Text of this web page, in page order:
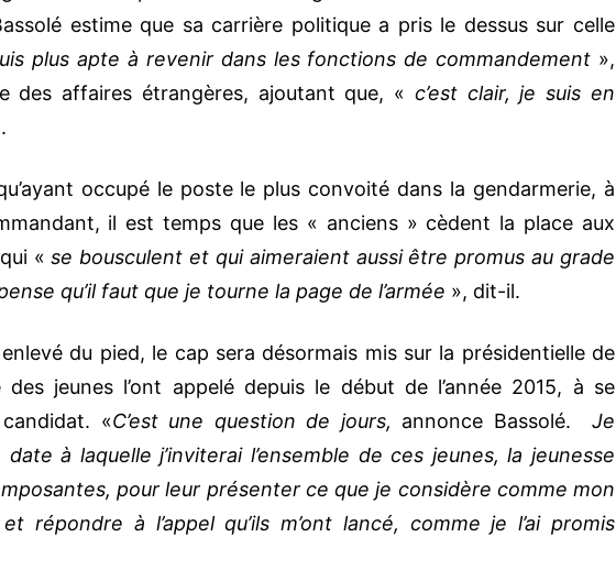
estime que sa carrière politique a pris le dessus sur celle
plus apte à revenir dans les fonctions de commandement »,
des affaires étrangères, ajoutant que, « c’est clair, je suis en
occupé le poste le plus convoité dans la gendarmerie, à
il est temps que les « anciens » cèdent la place aux
qui «se bousculent et qui aimeraient aussi être promus au grade
qu’il faut que je tourne la page de l’armée », dit-il.
du pied, le cap sera désormais mis sur la présidentielle de
des jeunes l’ont appelé depuis le début de l’année 2015, à se
«C’est une question de jours, annonce Bassolé. Je
à laquelle j’inviterai l’ensemble de ces jeunes, la jeunesse
pour leur présenter ce que je considère comme mon
répondre à l’appel qu’ils m’ont lancé, comme je l’ai promis